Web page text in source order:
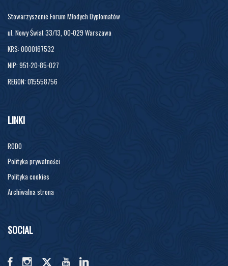
Stowarzyszenie Forum Młodych Dyplomatów
ul. Nowy Świat 33/13, 00-029 Warszawa
KRS: 0000167532
NIP: 951-20-85-027
REGON: 015558756
LINKI
RODO
Polityka prywatności
Polityka cookies
Archiwalna strona
SOCIAL